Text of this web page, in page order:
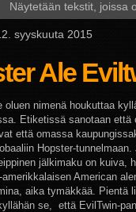
Näytetään tekstit, joissa
syyskuuta 2015
Ale
oluen nimenä houkuttaa
Etiketissä sanotaan
että omassa
Hopster-
jälkimaku on kuiva,
American
aika tymäkkää. Pientä
se, että EvilTwin-